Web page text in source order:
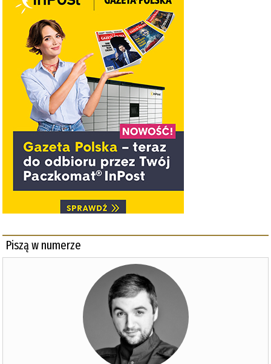
Piszą w numerze